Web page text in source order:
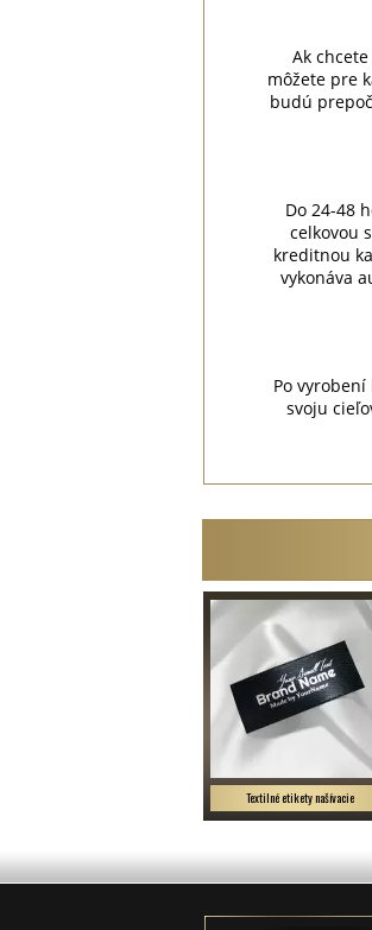
Ak
môžete pre
budú
Do 24-48
celkovou
kreditnou
vykonáva
Po
svoju
Textilné etikety našívacie